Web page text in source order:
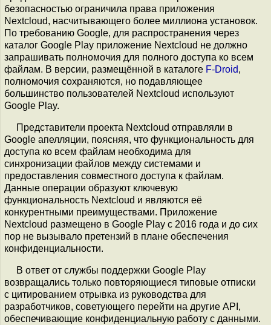
безопасностью ограничила права приложения
Nextcloud, насчитывающего более миллиона установок.
По требованию Google, для распространения через
каталог Google Play приложение Nextcloud не должно
запрашивать полномочия для полного доступа ко всем
файлам. В версии, размещённой в каталоге F-Droid,
полномочия сохраняются, но подавляющее
большинство пользователей Nextcloud используют
Google Play.
Представители проекта Nextcloud отправляли в
Google апелляции, поясняя, что функциональность для
доступа ко всем файлам необходима для
синхронизации файлов между системами и
предоставления совместного доступа к файлам.
Данные операции образуют ключевую
функциональность Nextcloud и являются её
конкурентными преимуществами. Приложение
Nextcloud размещено в Google Play с 2016 года и до сих
пор не вызывало претензий в плане обеспечения
конфиденциальности.
В ответ от службы поддержки Google Play
возвращались только повторяющиеся типовые отписки
с цитированием отрывка из руководства для
разработчиков, советующего перейти на другие API,
обеспечивающие конфиденциальную работу с данными.